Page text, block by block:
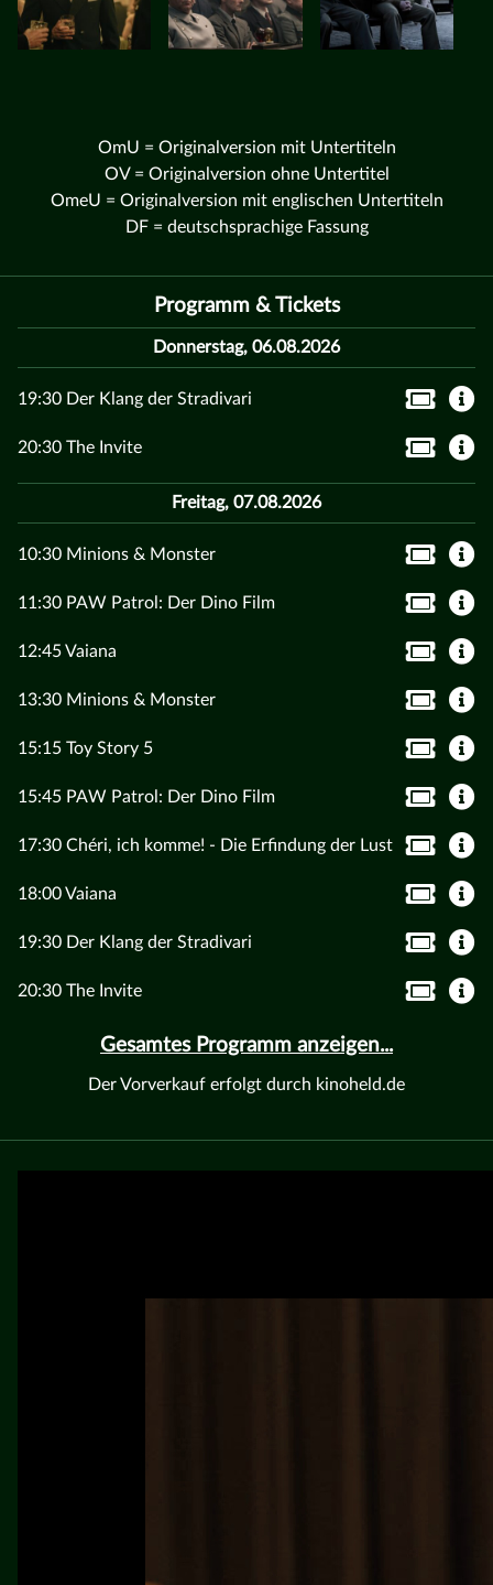
OmU = Originalversion mit Untertiteln
OV = Originalversion ohne Untertitel
OmeU = Originalversion mit englischen Untertiteln
DF = deutschsprachige Fassung
Programm & Tickets
Donnerstag, 06.08.2026
19:30 Der Klang der Stradivari
20:30 The Invite
Freitag, 07.08.2026
10:30 Minions & Monster
11:30 PAW Patrol: Der Dino Film
12:45 Vaiana
13:30 Minions & Monster
15:15 Toy Story 5
15:45 PAW Patrol: Der Dino Film
17:30 Chéri, ich komme! - Die Erfindung der Lust
18:00 Vaiana
19:30 Der Klang der Stradivari
20:30 The Invite
Gesamtes Programm anzeigen...
Der Vorverkauf erfolgt durch kinoheld.de